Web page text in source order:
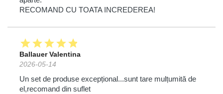
RECOMAND CU TOATA INCREDEREA!
starstarstarstarstar
Ballauer Valentina
2026-05-14
Un set de produse excepțional...sunt tare mulțumită de
el,recomand din suflet